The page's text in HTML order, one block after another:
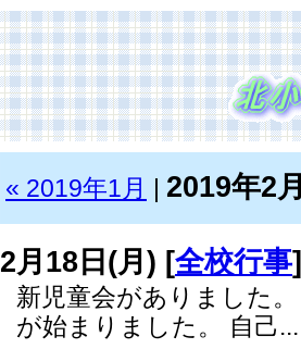
« 2019年1月 2019年2
2月18日(月) [全校行事
新児童会がありました
が始まりました。 自己...